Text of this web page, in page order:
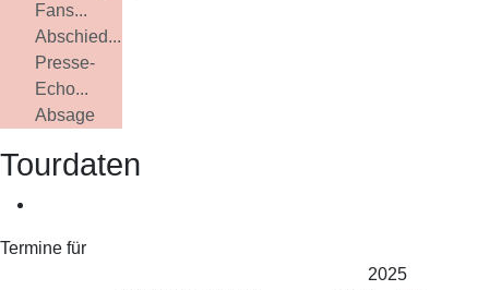
Fans...
Abschied...
Presse-
Echo...
Absage
Tourdaten
Termine für
2025